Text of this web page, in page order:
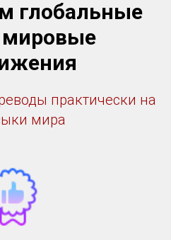
глобальные
мировые
практически на
мира